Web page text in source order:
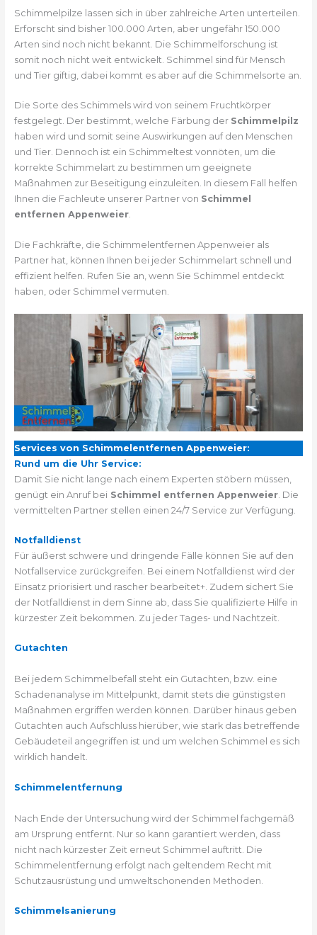
Schimmelpilze lassen sich in über zahlreiche Arten unterteilen.
Erforscht sind bisher 100.000 Arten, aber ungefähr 150.000
Arten sind noch nicht bekannt. Die Schimmelforschung ist
somit noch nicht weit entwickelt. Schimmel sind für Mensch
und Tier giftig, dabei kommt es aber auf die Schimmelsorte an.
Die Sorte des Schimmels wird von seinem Fruchtkörper
festgelegt. Der bestimmt, welche Färbung der Schimmelpilz
haben wird und somit seine Auswirkungen auf den Menschen
und Tier. Dennoch ist ein Schimmeltest vonnöten, um die
korrekte Schimmelart zu bestimmen um geeignete
Maßnahmen zur Beseitigung einzuleiten. In diesem Fall helfen
Ihnen die Fachleute unserer Partner von Schimmel
entfernen Appenweier.
Die Fachkräfte, die Schimmelentfernen Appenweier als
Partner hat, können Ihnen bei jeder Schimmelart schnell und
effizient helfen. Rufen Sie an, wenn Sie Schimmel entdeckt
haben, oder Schimmel vermuten.
Services von Schimmelentfernen Appenweier:
Rund um die Uhr Service:
Damit Sie nicht lange nach einem Experten stöbern müssen,
genügt ein Anruf bei Schimmel entfernen Appenweier. Die
vermittelten Partner stellen einen 24/7 Service zur Verfügung.
Notfalldienst
Für äußerst schwere und dringende Fälle können Sie auf den
Notfallservice zurückgreifen. Bei einem Notfalldienst wird der
Einsatz priorisiert und rascher bearbeitet+. Zudem sichert Sie
der Notfalldienst in dem Sinne ab, dass Sie qualifizierte Hilfe in
kürzester Zeit bekommen. Zu jeder Tages- und Nachtzeit.
Gutachten
Bei jedem Schimmelbefall steht ein Gutachten, bzw. eine
Schadenanalyse im Mittelpunkt, damit stets die günstigsten
Maßnahmen ergriffen werden können. Darüber hinaus geben
Gutachten auch Aufschluss hierüber, wie stark das betreffende
Gebäudeteil angegriffen ist und um welchen Schimmel es sich
wirklich handelt.
Schimmelentfernung
Nach Ende der Untersuchung wird der Schimmel fachgemäß
am Ursprung entfernt. Nur so kann garantiert werden, dass
nicht nach kürzester Zeit erneut Schimmel auftritt. Die
Schimmelentfernung erfolgt nach geltendem Recht mit
Schutzausrüstung und umweltschonenden Methoden.
Schimmelsanierung